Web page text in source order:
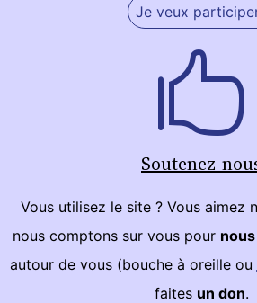
Je veux
Soutenez-
Vous utilisez le site ? Vous aimez
nous comptons sur vous pour
autour de vous (bouche à oreille ou
faites un don.